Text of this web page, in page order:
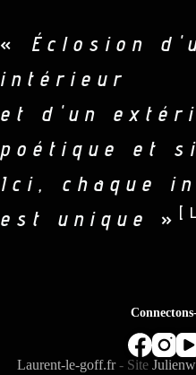
« Éclosion
intérieur
et d'un
poétique et
Ici, chaque
est unique
»
Laurent-le-goff.fr- Site